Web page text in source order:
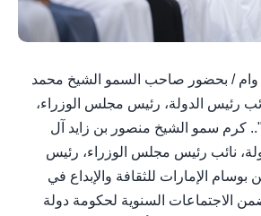
5 نوفمبر/ وام / بحضور صاحب السمو الشيخ محمد
رئيس الدولة، رئيس مجلس الوزراء،
كرم سمو الشيخ منصور بن زايد آل
نائب رئيس مجلس الوزراء، رئيس
بوسام الإمارات للثقافة والإبداع في
الاجتماعات السنوية لحكومة دولة